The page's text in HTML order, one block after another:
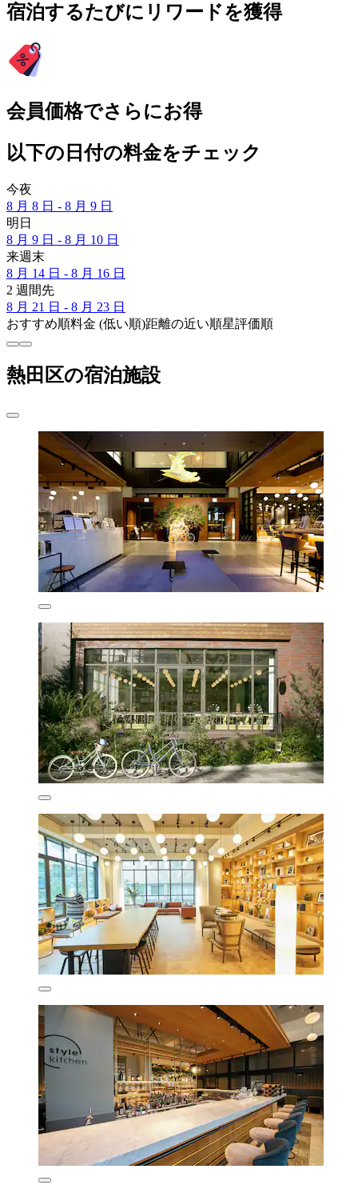
宿泊するたびにリワードを獲得
会員価格でさらにお得
以下の日付の料金をチェック
今夜
8 月 8 日 - 8 月 9 日
明日
8 月 9 日 - 8 月 10 日
来週末
8 月 14 日 - 8 月 16 日
2 週間先
8 月 21 日 - 8 月 23 日
おすすめ順料金 (低い順)距離の近い順星評価順
熱田区の宿泊施設